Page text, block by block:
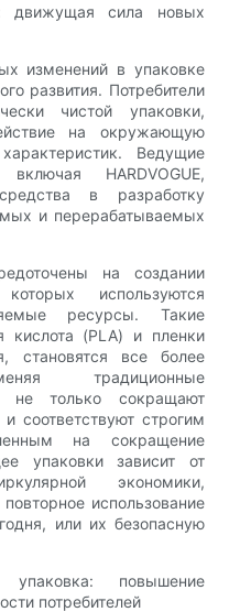
движущая сила новых
изменений в упаковке
развития. Потребители
чистой упаковки,
на окружающую
Ведущие
HARDVOGUE,
в разработку
и перерабатываемых
на создании
используются
ресурсы. Такие
кислота (PLA) и пленки
становятся все более
традиционные
не только сокращают
соответствуют строгим
на сокращение
упаковки зависит от
экономики,
использование
или их безопасную
повышение
потребителей